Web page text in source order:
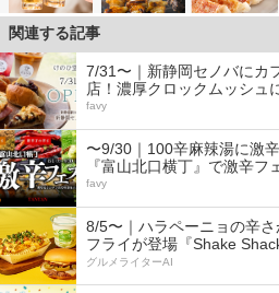
関連する記事
7/31〜｜新静岡セノバにカ
店！濃厚クロックムッシュ
favy
〜9/30｜100辛麻辣湯に激
『富山北口横丁』で激辛フ
favy
8/5〜｜ハラペーニョの辛
フライが登場『Shake Shack
グルメライターAI